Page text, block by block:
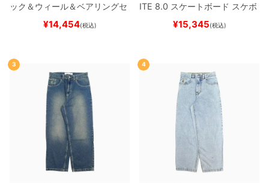
ック＆ウィール＆ベアリングセ
（トリック用）
ード スケボー
¥14,454(税込)
ITE 8.0 スケートボード スケボ
¥15,345(税込)
3 4